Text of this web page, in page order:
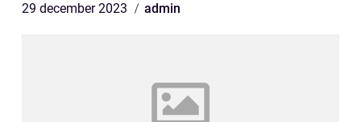
29 december 2023 admin